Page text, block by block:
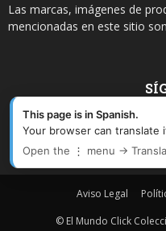
Las marcas, imágenes de
mencionadas en este sitio
Aviso Legal
© El Mundo Click
This page is in Spanish.
Your browser can translate
Open the ⋮ menu →